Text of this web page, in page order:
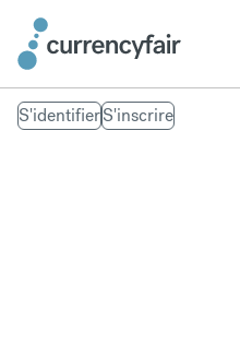
S'identifierS'inscrire